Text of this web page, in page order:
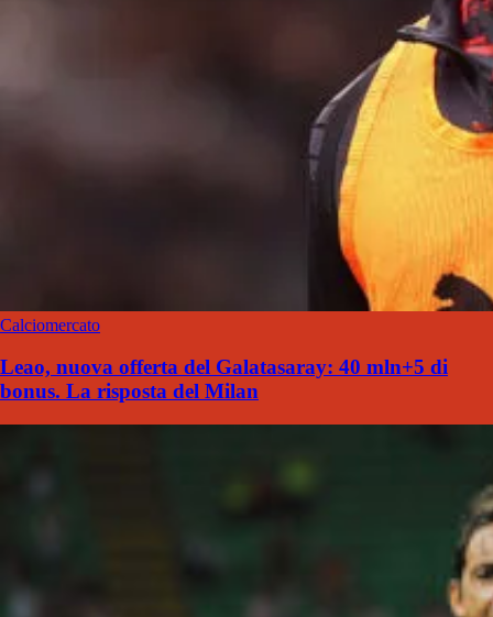
Calciomercato
Leao, nuova offerta del Galatasaray: 40 mln+5 di
bonus. La risposta del Milan